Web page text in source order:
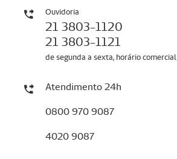
Ouvidoria
21 3803-1120
21 3803-1121
de segunda a sexta, horário comercial
Atendimento 24h
0800 970 9087
4020 9087